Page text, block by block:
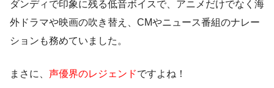
ダンディで印象に残る低音ボイスで、アニメだけでなく海
外ドラマや映画の吹き替え、CMやニュース番組のナレー
ションも務めていました。
まさに、 声優界のレジェンドですよね！